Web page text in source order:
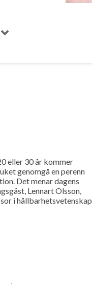
eller 30 år kommer
genomgå en perenn
Det menar dagens
Lennart Olsson,
i hållbarhetsvetenskap